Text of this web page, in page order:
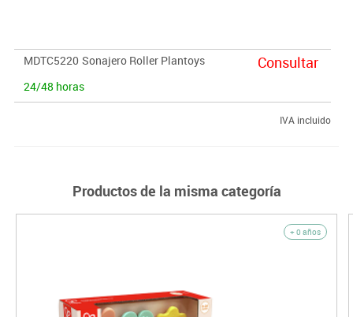
MDTC5220 Sonajero Roller Plantoys
24/48 horas
Consultar
IVA incluido
Productos de la misma categoría
+ 0 años